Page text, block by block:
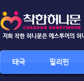
태국 필리핀